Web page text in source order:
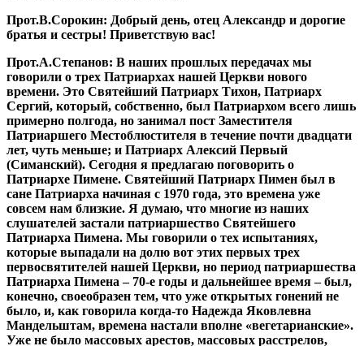
Прот.В.Сорокин: Добрый день, отец Александр и дорогие
братья и сестры! Приветствую вас!
Прот.А.Степанов: В наших прошлых передачах мы
говорили о трех Патриархах нашей Церкви нового
времени. Это Святейший Патриарх Тихон, Патриарх
Сергий, который, собственно, был Патриархом всего лишь
примерно полгода, но занимал пост Заместителя
Патриаршего Местоблюстителя в течение почти двадцати
лет, чуть меньше; и Патриарх Алексий Первый
(Симанский). Сегодня я предлагаю поговорить о
Патриархе Пимене. Святейший Патриарх Пимен был в
сане Патриарха начиная с 1970 года, это времена уже
совсем нам близкие. Я думаю, что многие из наших
слушателей застали патриаршество Святейшего
Патриарха Пимена. Мы говорили о тех испытаниях,
которые выпадали на долю вот этих первых трех
первосвятителей нашей Церкви, но период патриаршества
Патриарха Пимена – 70-е годы и дальнейшее время – был,
конечно, своеобразен тем, что уже открытых гонений не
было, и, как говорила когда-то Надежда Яковлевна
Мандельштам, времена настали вполне «вегетарианские».
Уже не было массовых арестов, массовых расстрелов,